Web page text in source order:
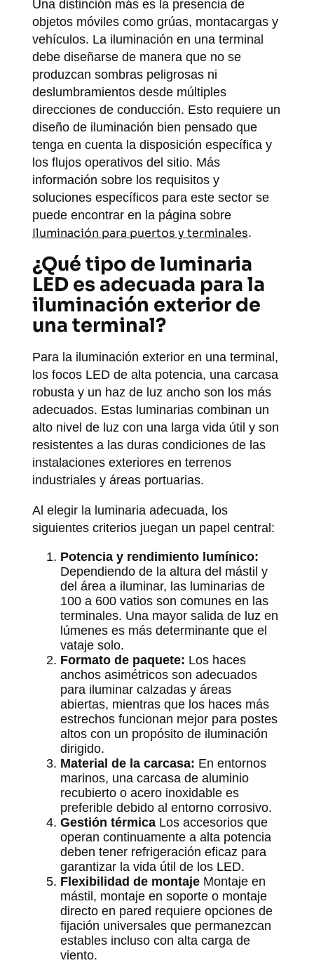
Una distinción más es la presencia de
objetos móviles como grúas, montacargas y
vehículos. La iluminación en una terminal
debe diseñarse de manera que no se
produzcan sombras peligrosas ni
deslumbramientos desde múltiples
direcciones de conducción. Esto requiere un
diseño de iluminación bien pensado que
tenga en cuenta la disposición específica y
los flujos operativos del sitio. Más
información sobre los requisitos y
soluciones específicos para este sector se
puede encontrar en la página sobre
Iluminación para puertos y terminales.
¿Qué tipo de luminaria
LED es adecuada para la
iluminación exterior de
una terminal?
Para la iluminación exterior en una terminal,
los focos LED de alta potencia, una carcasa
robusta y un haz de luz ancho son los más
adecuados. Estas luminarias combinan un
alto nivel de luz con una larga vida útil y son
resistentes a las duras condiciones de las
instalaciones exteriores en terrenos
industriales y áreas portuarias.
Al elegir la luminaria adecuada, los
siguientes criterios juegan un papel central:
Potencia y rendimiento lumínico:
Dependiendo de la altura del mástil y
del área a iluminar, las luminarias de
100 a 600 vatios son comunes en las
terminales. Una mayor salida de luz en
lúmenes es más determinante que el
vataje solo.
Formato de paquete: Los haces
anchos asimétricos son adecuados
para iluminar calzadas y áreas
abiertas, mientras que los haces más
estrechos funcionan mejor para postes
altos con un propósito de iluminación
dirigido.
Material de la carcasa: En entornos
marinos, una carcasa de aluminio
recubierto o acero inoxidable es
preferible debido al entorno corrosivo.
Gestión térmicaLos accesorios que
operan continuamente a alta potencia
deben tener refrigeración eficaz para
garantizar la vida útil de los LED.
Flexibilidad de montajeMontaje en
mástil, montaje en soporte o montaje
directo en pared requiere opciones de
fijación universales que permanezcan
estables incluso con alta carga de
viento.